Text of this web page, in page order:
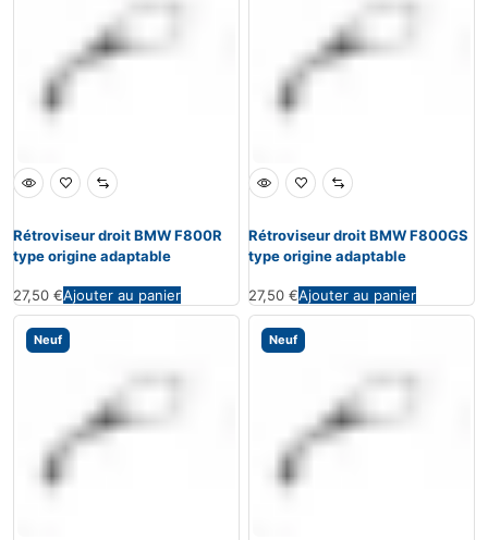
Rétroviseur droit BMW F800R
type origine adaptable
27,50 €Ajouter au panier
Rétroviseur droit BMW F800GS
type origine adaptable
27,50 €Ajouter au panier
Neuf Neuf